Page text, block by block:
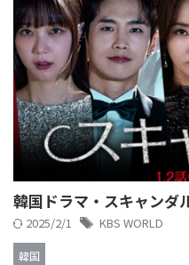
韓国ドラマ・スキャンダ
2025/2/1 KBS WORLD
韓国